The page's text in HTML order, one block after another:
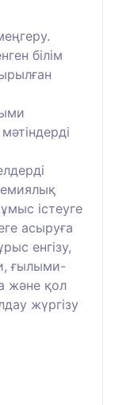
білім
істеуге
асыруға
енгізу,
ғылыми-
және қол
жүргізу